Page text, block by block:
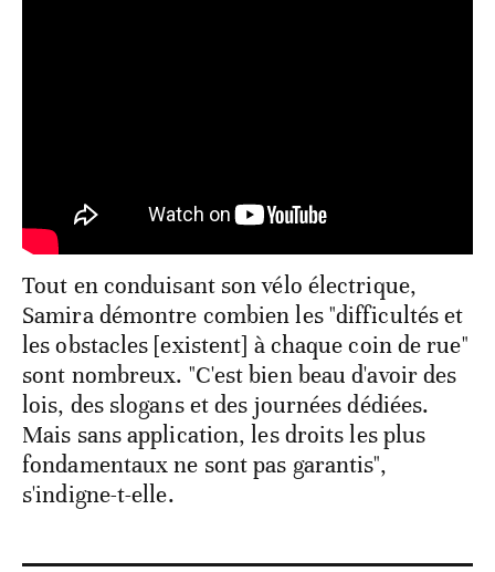
Tout en conduisant son vélo électrique,
Samira démontre combien les "difficultés et
les obstacles [existent] à chaque coin de rue"
sont nombreux. "C'est bien beau d'avoir des
lois, des slogans et des journées dédiées.
Mais sans application, les droits les plus
fondamentaux ne sont pas garantis",
s'indigne-t-elle.